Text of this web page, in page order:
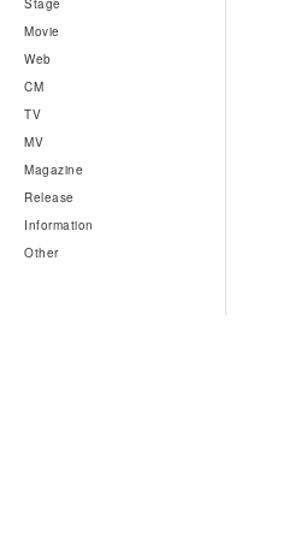
Stage
Movie
Web
CM
TV
MV
Magazine
Release
Information
Other